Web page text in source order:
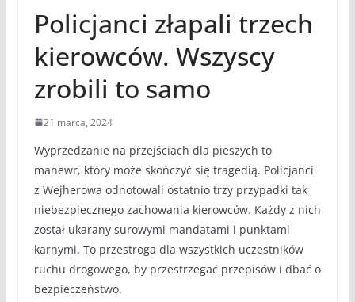
Policjanci złapali trzech
kierowców. Wszyscy
zrobili to samo
21 marca, 2024
Wyprzedzanie na przejściach dla pieszych to
manewr, który może skończyć się tragedią. Policjanci
z Wejherowa odnotowali ostatnio trzy przypadki tak
niebezpiecznego zachowania kierowców. Każdy z nich
został ukarany surowymi mandatami i punktami
karnymi. To przestroga dla wszystkich uczestników
ruchu drogowego, by przestrzegać przepisów i dbać o
bezpieczeństwo.